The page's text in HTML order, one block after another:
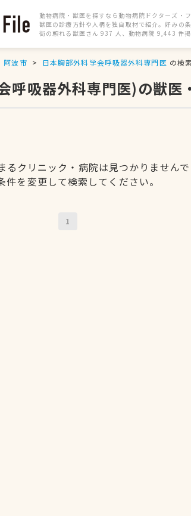
動物病院・獣医を探すなら動物病院ドクターズ・フ
獣医の診療方針や人柄を独自取材で紹介。好みの条
街の頼れる獣医さん 937 人、動物病院 9,443 件
阿波市 日本胸部外科学会呼吸器外科専門医 の検
呼吸器外科専門医)の獣医
るクリニック・病院は見つかりませんで
件を変更して検索してください。
1